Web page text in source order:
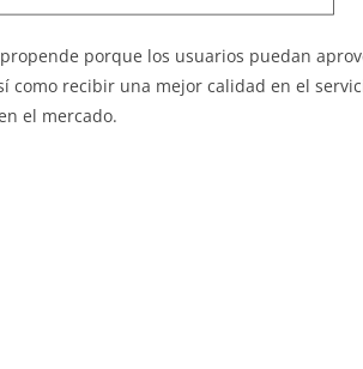
porque los usuarios puedan
como recibir una mejor calidad en el
el mercado.